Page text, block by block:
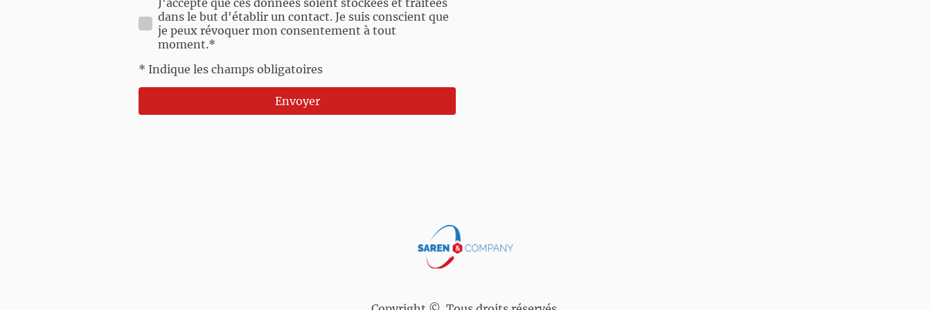
J'accepte que ces données soient stockées et traitées
dans le but d'établir un contact. Je suis conscient que
je peux révoquer mon consentement à tout
moment.*
* Indique les champs obligatoires
Envoyer